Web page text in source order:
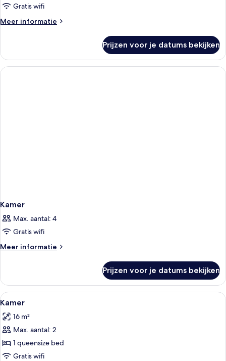
Gratis wifi
Meer informatie
Meer
Prijzen voor je datums bekijken
Kamer
Max. aantal: 4
Gratis wifi
Meer informatie
Meer
Prijzen voor je datums bekijken
Alle
foto's
voor
Kamer
laden
Een moderne slaapkamer met een
2
Kamer
16 m²
Max. aantal: 2
1 queensize bed
Gratis wifi